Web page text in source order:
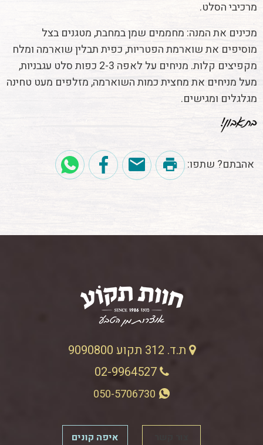
מרכיבי הסלט.
מכינים את המנה: מחממים שמן במחבת, מטגנים בצל
מוסיפים את שוארמת הפטריות, כפית תבלין שוארמה ומלח
מקפיצים קלות. מניחים על לאפה 2-3 כפות סלט עגבניות,
מעל מניחים את מחצית כמות השוארמה, מזלפים מעט טחינה
מגלגלים ומגישים.
אהבתם? שתפו:
ת.ד. 312 תקוע 9090800
02-9964527
איפה קונים